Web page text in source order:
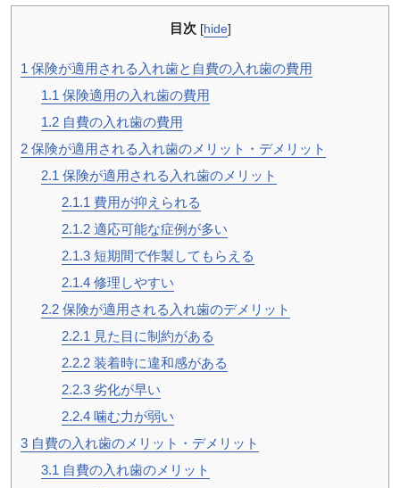
目次 [hide]
1 保険が適用される入れ歯と自費の入れ歯の費用
1.1保険適用の入れ歯の費用
1.2自費の入れ歯の費用
2 保険が適用される入れ歯のメリット・デメリット
2.1保険が適用される入れ歯のメリット
2.1.1費用が抑えられる
2.1.2適応可能な症例が多い
2.1.3短期間で作製してもらえる
2.1.4修理しやすい
2.2保険が適用される入れ歯のデメリット
2.2.1見た目に制約がある
2.2.2装着時に違和感がある
2.2.3劣化が早い
2.2.4噛む力が弱い
3 自費の入れ歯のメリット・デメリット
3.1自費の入れ歯のメリット